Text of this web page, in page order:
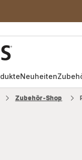
Neuheiten
Zubehör-Shop